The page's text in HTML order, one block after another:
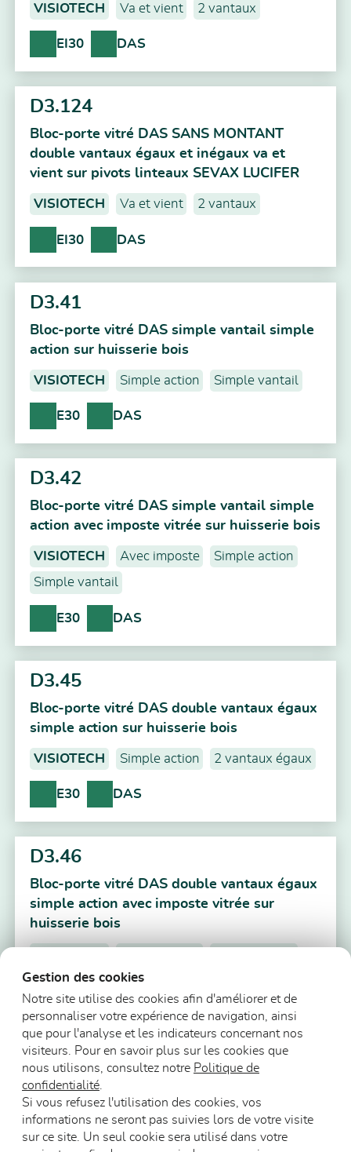
VISIOTECH Va et vient 2 vantaux
EI30 DAS
D3.124
Bloc-porte vitré DAS SANS MONTANT
double vantaux égaux et inégaux va et
vient sur pivots linteaux SEVAX LUCIFER
VISIOTECH Va et vient 2 vantaux
EI30 DAS
D3.41
Bloc-porte vitré DAS simple vantail simple
action sur huisserie bois
VISIOTECH Simple action Simple vantail
E30 DAS
D3.42
Bloc-porte vitré DAS simple vantail simple
action avec imposte vitrée sur huisserie bois
VISIOTECH Avec imposte
Simple action
Simple vantail
E30 DAS
D3.45
Bloc-porte vitré DAS double vantaux égaux
simple action sur huisserie bois
VISIOTECH Simple action 2 vantaux égaux
E30 DAS
D3.46
Bloc-porte vitré DAS double vantaux égaux
simple action avec imposte vitrée sur
huisserie bois
2 vantaux égaux
E30 DAS
Précédent 1 2 3 4
Gestion des cookies
Notre site utilise des cookies afin d'améliorer et de
personnaliser votre expérience de navigation, ainsi
que pour l'analyse et les indicateurs concernant nos
visiteurs. Pour en savoir plus sur les cookies que
nous utilisons, consultez notre Politique de
confidentialité
Si vous refusez l'utilisation des cookies, vos
informations ne seront pas suivies lors de votre visite
sur ce site. Un seul cookie sera utilisé dans votre